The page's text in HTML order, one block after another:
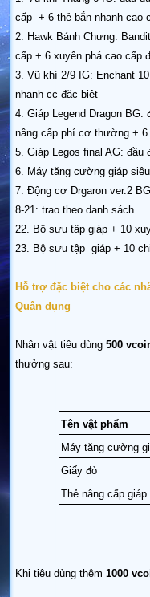
cấp + 6 thẻ bắn nhanh cao
2. Hawk Bánh Chưng:
cấp + 6 xuyên phá cao cấp
3. Vũ khí 2/9 IG: Enchant
nhanh cc đặc biệt
4. Giáp Legend Dragon
nâng cấp phí cơ thường +
5. Giáp Legos final AG: đầu
6. Máy tăng cường giáp
7. Động cơ Drgaron ver.2 BG
8-21: trao theo danh sách
22. Bộ sưu tập giáp + 10
23. Bộ sưu tập giáp + 10
Hỗ trợ đặc biệt cho các
Quân dụng
Nhân vật tiêu dùng 500
thưởng sau:
Tên vật phẩm
Máy tăng cường
Giấy đỏ
Thẻ nâng cấp
Khi tiêu dùng thêm 1000